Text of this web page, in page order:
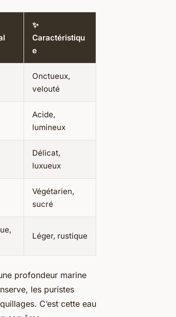
✨
Caractéristiqu
e
Onctueux,
velouté
Acide,
lumineux
Délicat,
luxueux
Végétarien,
sucré
Léger, rustique
profondeur marine
les puristes
C’est cette eau